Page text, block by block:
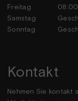
Freitag
Samstag
Sonntag
Kontakt
Nehmen Sie kontakt